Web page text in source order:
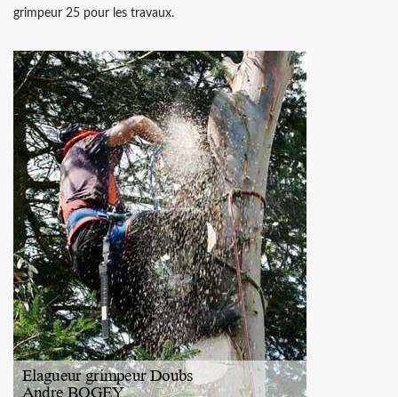
grimpeur 25 pour les travaux.